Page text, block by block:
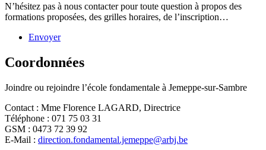
N’hésitez pas à nous contacter pour toute question à propos des
formations proposées, des grilles horaires, de l’inscription…
Envoyer
Coordonnées
Joindre ou rejoindre l’école fondamentale à Jemeppe-sur-Sambre
Contact : Mme Florence LAGARD, Directrice
Téléphone : 071 75 03 31
GSM : 0473 72 39 92
E-Mail : direction.fondamental.jemeppe@arbj.be